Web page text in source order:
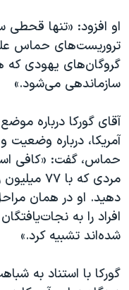
او افزود: «تنها
تروریست‌های حماس
گروگان‌های یهودی که
سازماندهی می‌شود.»
آقای گورکا درباره
آمریکا، درباره
حماس، گفت: «کافی
مردی که
دهید. او در همان
افراد را به
شده‌اند تشبیه کرد.»
گورکا با استناد به